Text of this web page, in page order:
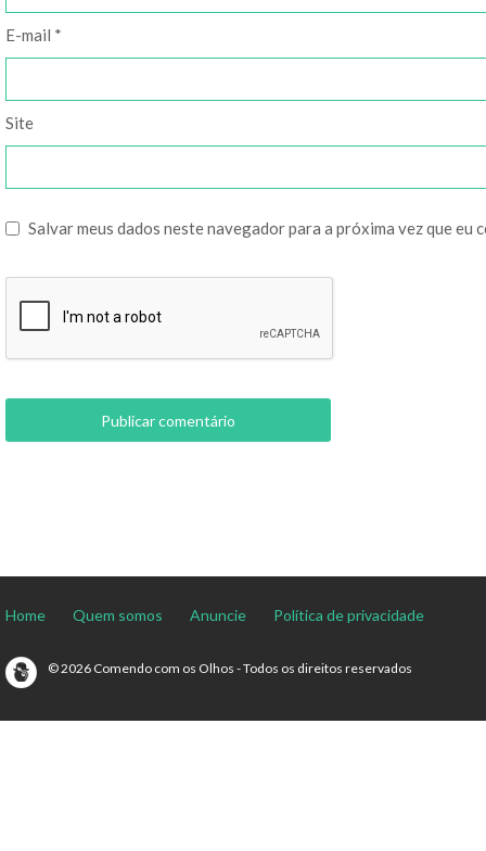
E-mail *
Site
Salvar meus dados neste navegador para a próxima vez que eu
Home Quem somos Anuncie Política de privacidade
© 2026 Comendo com os Olhos - Todos os direitos reservados